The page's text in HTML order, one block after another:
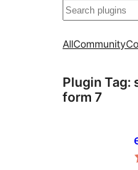
Buscar
AllCommunity
Plugin Tag:
form 7